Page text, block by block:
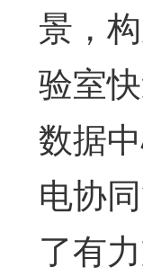
景，
验室
数据
电协
了有